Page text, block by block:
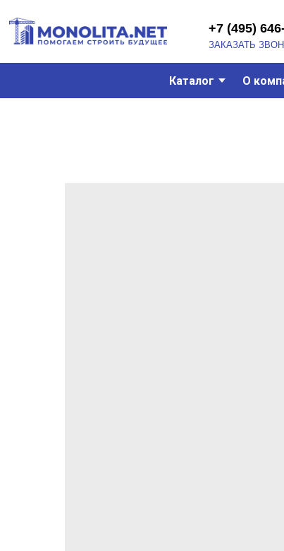
+7 (495) 646-14-45
ЗАКАЗАТЬ ЗВОНОК
Каталог О